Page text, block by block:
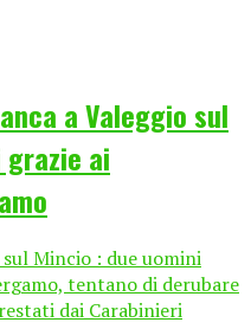
a Valeggio sul
ai
Mincio : due uomini
tentano di derubare
dai Carabinieri